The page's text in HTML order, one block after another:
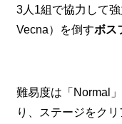
3人1組で協力して
Vecna）を倒すボス
難易度は「Normal
り、ステージをク